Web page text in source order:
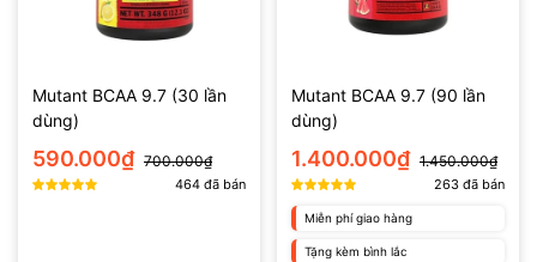
Mutant BCAA 9.7 (30 lần
dùng)
590.000₫ 700.000₫
464 đã bán
Mutant BCAA 9.7 (90 lần
dùng)
1.400.000₫ 1.450.000₫
263 đã bán
Miễn phí giao hàng
Tặng kèm bình lắc